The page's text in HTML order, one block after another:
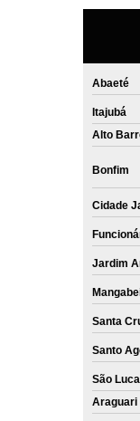
Abaeté
Itajubá
Alto
Bonfim
Cidade
Jardim
Santa
Santo
São
Araguari